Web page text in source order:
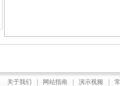
关于我们 网站指南 演示视频